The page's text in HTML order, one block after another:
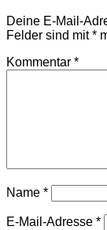
Deine E-Mail-
Felder sind mit*
Kommentar *
Name *
E-Mail-Adresse *